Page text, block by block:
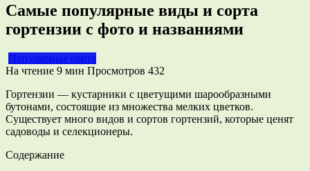
Самые популярные виды и сорта
гортензии с фото и названиями
Популярные сорта
На чтение 9 мин Просмотров 432
Гортензии — кустарники с цветущими шарообразными
бутонами, состоящие из множества мелких цветков.
Существует много видов и сортов гортензий, которые ценят
садоводы и селекционеры.
Содержание